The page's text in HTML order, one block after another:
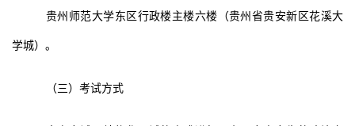
贵州师范大学东区行政楼主楼六楼（贵州省贵安新区花溪大
学城）。
（三）考试方式